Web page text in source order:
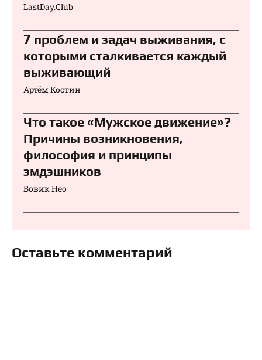
LastDay.Club
7 проблем и задач выживания, с
которыми сталкивается каждый
выживающий
Артём Костин
Что такое «Мужское движение»?
Причины возникновения,
философия и принципы
эмдэшников
Вовик Нео
Оставьте комментарий